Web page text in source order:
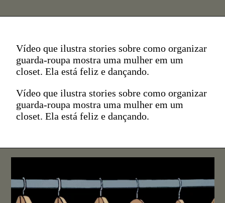
Vídeo que ilustra stories sobre como organizar
guarda-roupa mostra uma mulher em um
closet. Ela está feliz e dançando.
Vídeo que ilustra stories sobre como organizar
guarda-roupa mostra uma mulher em um
closet. Ela está feliz e dançando.